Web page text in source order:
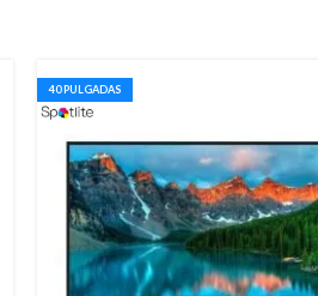
40 PULGADAS